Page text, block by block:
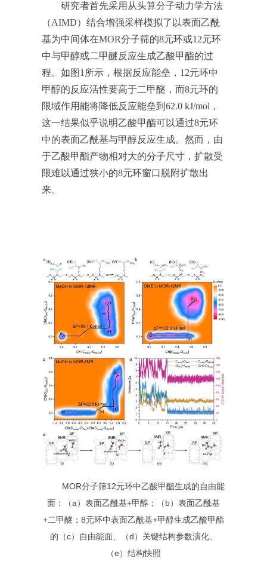
研究者首先采用从头算分子动力学方法
（AIMD）结合增强采样模拟了以表面乙酰
基为中间体在MOR分子筛的8元环或12元环
中与甲醇或二甲醚反应生成乙酸甲酯的过
程。如图1所示，根据反应能垒，12元环中
甲醇的反应活性要高于二甲醚，而8元环的
限域作用能将降低反应能垒到62.0 kJ/mol，
这一结果似乎说明乙酸甲酯可以通过8元环
中的表面乙酰基与甲醇反应生成。然而，由
于乙酸甲酯产物相对大的分子尺寸，扩散受
限难以通过狭小的8元环窗口脱附扩散出
来。
MOR分子筛12元环中乙酸甲酯生成的自由能
面：（a）表面乙酰基+甲醇；（b）表面乙酰基
+二甲醚； 8元环中表面乙酰基+甲醇生成乙酸甲酯
的（c）自由能面、（d）关键结构参数演化、
（e）结构快照